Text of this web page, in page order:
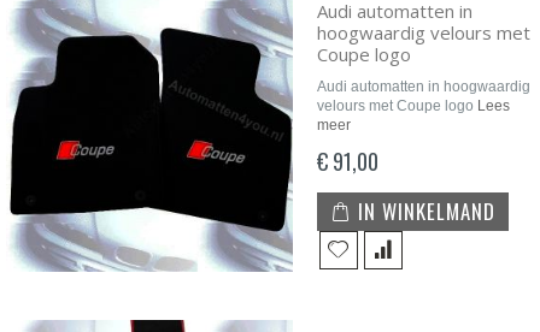
Audi automatten in
hoogwaardig velours met
Coupe logo
Audi automatten in hoogwaardig
velours met Coupe logo Lees
meer
€ 91,00
IN WINKELMAND